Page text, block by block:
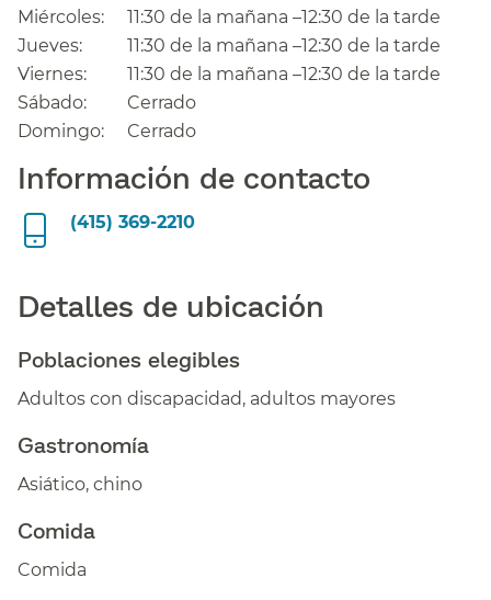
Miércoles:​​
11:30 de la mañana –12:30 de la tarde​​
Jueves:​​
11:30 de la mañana –12:30 de la tarde​​
Viernes:​​
11:30 de la mañana –12:30 de la tarde​​
Sábado:​​
Cerrado​​
Domingo:​​
Cerrado​​
Información de contacto​​
(415) 369-2210
Detalles de ubicación​​
Poblaciones elegibles​​
Adultos con discapacidad, adultos mayores​​
Gastronomía​​
Asiático, chino​​
Comida​​
Comida​​